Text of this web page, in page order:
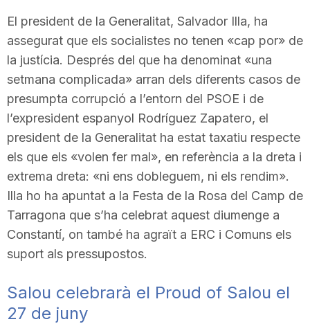
a
o
n
El president de la Generalitat, Salvador Illa, ha
assegurat que els socialistes no tenen «cap por» de
la justícia. Després del que ha denominat «una
setmana complicada» arran dels diferents casos de
presumpta corrupció a l’entorn del PSOE i de
l’expresident espanyol Rodríguez Zapatero, el
president de la Generalitat ha estat taxatiu respecte
els que els «volen fer mal», en referència a la dreta i
extrema dreta: «ni ens dobleguem, ni els rendim».
Illa ho ha apuntat a la Festa de la Rosa del Camp de
Tarragona que s’ha celebrat aquest diumenge a
Constantí, on també ha agraït a ERC i Comuns els
suport als pressupostos.
Salou celebrarà el Proud of Salou el
27 de juny